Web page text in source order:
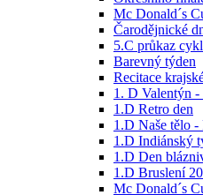
Mc Donald´s
Čarodějnické
5.C průkaz
Barevný týden
Recitace
1. D Valentýn
1.D Retro den
1.D Naše tělo
1.D Indiánský
1.D Den
1.D Bruslení
Mc Donald´s